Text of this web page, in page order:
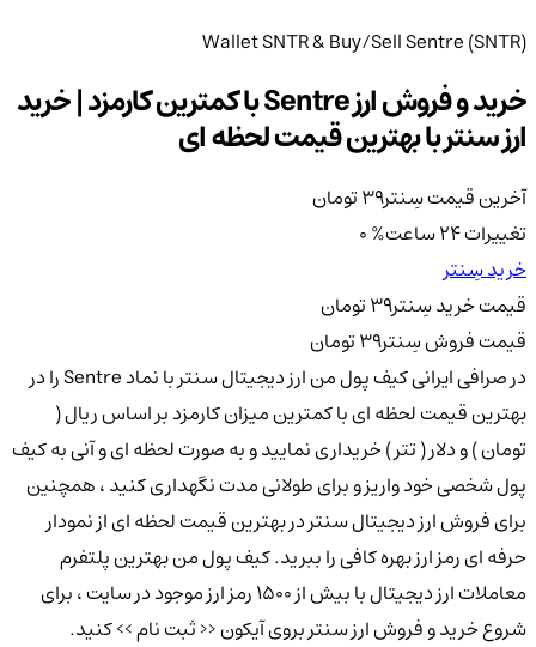
Wallet SNTR & Buy/Sell Sentre (SNTR)
خرید و فروش ارز Sentre با کمترین کارمزد | خرید
ارز سنتر با بهترین قیمت لحظه ای
آخرین قیمت سِنتر39تومان
تغییرات 24 ساعت
0%
خرید سِنتر
قیمت خرید سِنتر39تومان
قیمت فروش سِنتر39تومان
در صرافی ایرانی کیف پول من ارز دیجیتال سنتر با نماد Sentre را در
بهترین قیمت لحظه ای با کمترین میزان کارمزد بر اساس ریال (
تومان ) و دلار ( تتر ) خریداری نمایید و به صورت لحظه ای و آنی به کیف
پول شخصی خود واریز و برای طولانی مدت نگهداری کنید ، همچنین
برای فروش ارز دیجیتال سنتر در بهترین قیمت لحظه ای از نمودار
حرفه ای رمز ارز بهره کافی را ببرید. کیف پول من بهترین پلتفرم
معاملات ارز دیجیتال با بیش از ۱۵۰۰ رمز ارز موجود در سایت ، برای
شروع خرید و فروش ارز سنتر بروی آیکون << ثبت نام >> کنید.